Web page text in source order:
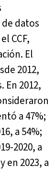
datos
CCF,
El
2012,
2012,
a 47%;
a 54%;
2020, a
en 2023, a